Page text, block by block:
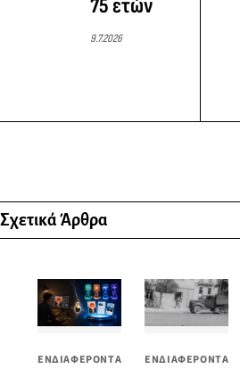
75 ετών
9.7.2026
Σχετικά Άρθρα
ΕΝΔΙΑΦΕΡΟΝΤΑ ΕΝΔΙΑΦΕΡΟΝΤΑ